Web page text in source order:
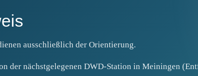
ausschließlich der Orientierung.
der nächstgelegenen DWD‑Station in Meiningen